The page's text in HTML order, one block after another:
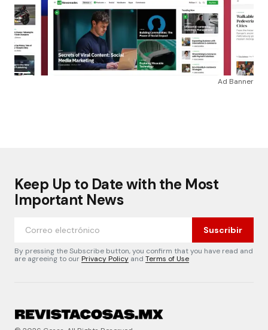
Ad Banner
Keep Up to Date with the Most
Important News
Suscribir
By pressing the Subscribe button, you confirm that you have read and
are agreeing to ourPrivacy Policy and Terms of Use